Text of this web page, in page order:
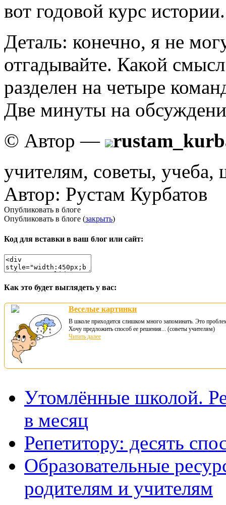
вот годовой курс истории.
Деталь: конечно, я не
отгадывайте. Какой
разделен на четыре
Две минуты на
© Автор —
учителям, советы, учеба,
Автор: Рустам Курбатов
Опубликовать в блоге
Опубликовать в блоге (закрыть)
Код для вставки в ваш блог или сайт:
Как это будет выглядеть у вас:
Веселые картинки
В школе приходится слишком много запоминать. Это
Хочу предложить способ ее решения... (советы учителям)
Читать далее
Утомлённые школой.
в месяц
Репетитору: десять
Образовательные
родителям и учителям